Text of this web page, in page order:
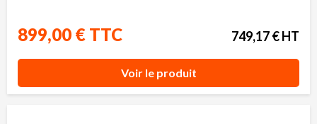
899,00 € TTC 749,17 € HT
Voir le produit